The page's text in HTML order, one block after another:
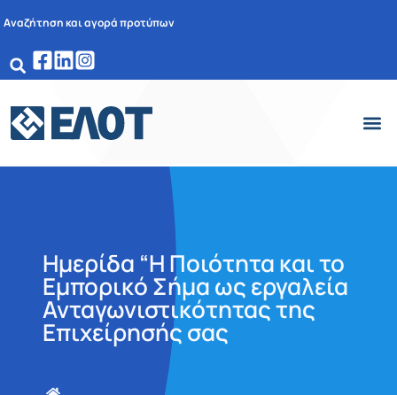
Αναζήτηση και αγορά προτύπων
Ημερίδα “Η Ποιότητα και το
Εμπορικό Σήμα ως εργαλεία
Ανταγωνιστικότητας της
Επιχείρησής σας